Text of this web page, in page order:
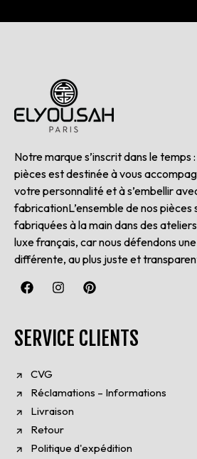
Notre marque s’inscrit dans le temps
pièces est destinée à vous
votre personnalité et à s’embellir
fabricationL’ensemble de nos
fabriquées à la main dans des
luxe français, car nous défendons
différente, au plus juste et
SERVICE CLIENTS
CVG
Réclamations – Informations
Livraison
Retour
Politique d'expédition